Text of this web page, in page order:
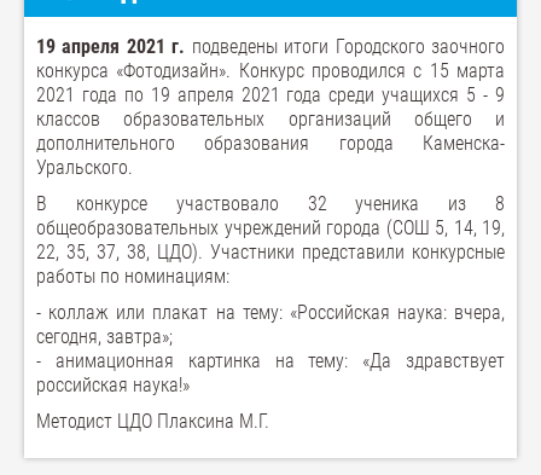
19 апреля 2021 г. подведены итоги Городского заочного
конкурса «Фотодизайн». Конкурс проводился с 15 марта
2021 года по 19 апреля 2021 года среди учащихся 5 - 9
классов образовательных организаций общего и
дополнительного образования города Каменска-
Уральского.
В конкурсе участвовало 32 ученика из 8
общеобразовательных учреждений города (СОШ 5, 14, 19,
22, 35, 37, 38, ЦДО). Участники представили конкурсные
работы по номинациям:
- коллаж или плакат на тему: «Российская наука: вчера,
сегодня, завтра»;
- анимационная картинка на тему: «Да здравствует
российская наука!»
Методист ЦДО Плаксина М.Г.